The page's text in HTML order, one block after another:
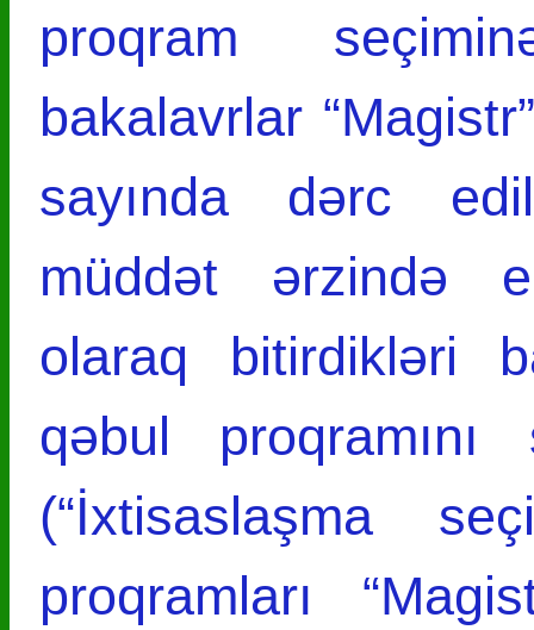
proqram
bakalavrlar
sayında dərc
müddət ərzində
olaraq bitirdikləri
qəbul
(“İxtisas­laş­ma
proqramları